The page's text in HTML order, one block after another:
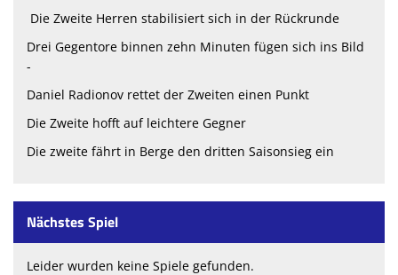
Die Zweite Herren stabilisiert sich in der Rückrunde
Drei Gegentore binnen zehn Minuten fügen sich ins Bild
-
Daniel Radionov rettet der Zweiten einen Punkt
Die Zweite hofft auf leichtere Gegner
Die zweite fährt in Berge den dritten Saisonsieg ein
Nächstes Spiel
Leider wurden keine Spiele gefunden.